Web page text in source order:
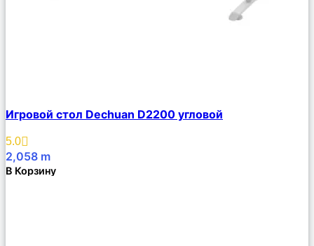
Описание
Избранное
Игровой стол Dechuan D2200 угловой
5.0
2,058 m
В Корзину